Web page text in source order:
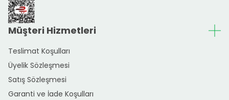
Müşteri Hizmetleri
Teslimat Koşulları
Üyelik Sözleşmesi
Satış Sözleşmesi
Garanti ve İade Koşulları